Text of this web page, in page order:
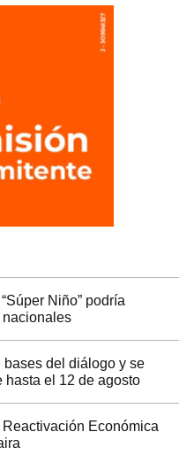
Niño” podría
nacionales
del diálogo y se
hasta el 12 de agosto
Económica